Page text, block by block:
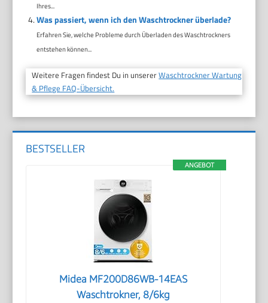
Ihres...
Was passiert, wenn ich den Waschtrockner überlade?
Erfahren Sie, welche Probleme durch Überladen des Waschtrockners
entstehen können...
Weitere Fragen findest Du in unsererWaschtrockner Wartung
& Pflege FAQ-Übersicht.
BESTSELLER
ANGEBOT
Midea MF200D86WB-14EAS
Waschtrokner, 8/6kg